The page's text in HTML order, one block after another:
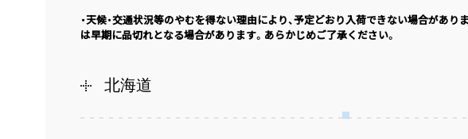
・天候・交通状況等のやむを得ない理由により、予定どおり入荷できない場合があり
は早期に品切れとなる場合があります。あらかじめご了承ください。
北海道